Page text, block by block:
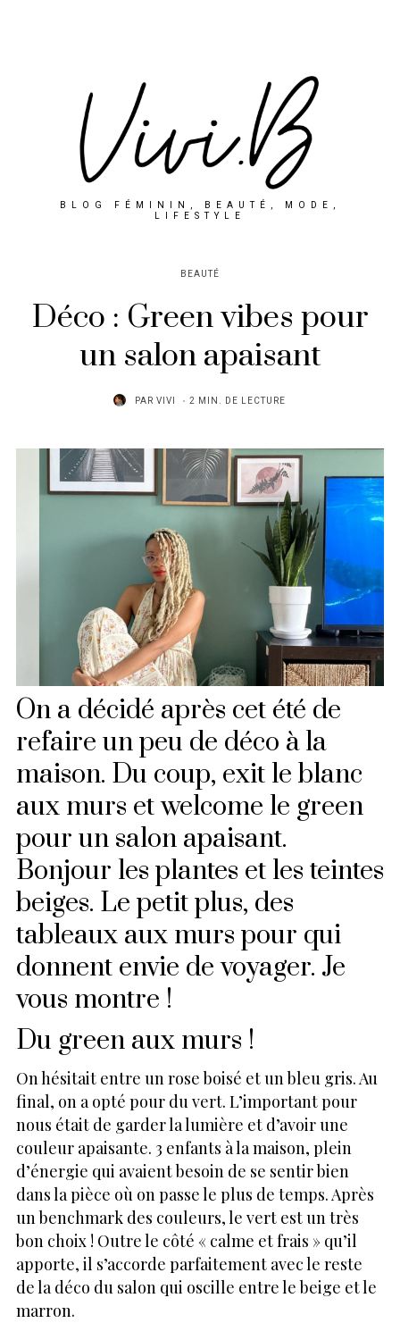
BLOG FÉMININ, BEAUTÉ, MODE,
LIFESTYLE
BEAUTÉ
Déco : Green vibes pour
un salon apaisant
PAR VIVI 2 MIN. DE LECTURE
On a décidé après cet été de
refaire un peu de déco à la
maison. Du coup, exit le blanc
aux murs et welcome le green
pour un salon apaisant.
Bonjour les plantes et les teintes
beiges. Le petit plus, des
tableaux aux murs pour qui
donnent envie de voyager. Je
vous montre !
Du green aux murs !
On hésitait entre un rose boisé et un bleu gris. Au
final, on a opté pour du vert. L’important pour
nous était de garder la lumière et d’avoir une
couleur apaisante. 3 enfants à la maison, plein
d’énergie qui avaient besoin de se sentir bien
dans la pièce où on passe le plus de temps. Après
un benchmark des couleurs, le vert est un très
bon choix ! Outre le côté « calme et frais » qu’il
apporte, il s’accorde parfaitement avec le reste
de la déco du salon qui oscille entre le beige et le
marron.